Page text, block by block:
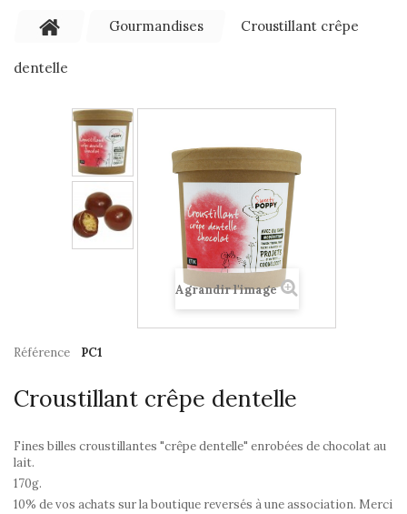
Gourmandises Croustillant crêpe
dentelle
Agrandir l'image
Référence PC1
Croustillant crêpe dentelle
Fines billes croustillantes "crêpe dentelle" enrobées de chocolat au
lait.
170g.
10% de vos achats sur la boutique reversés à une association. Merci